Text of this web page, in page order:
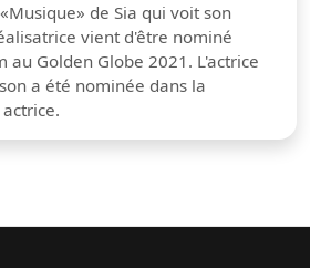
de Sia qui voit son
vient d'être nominé
Golden Globe 2021. L'actrice
a été nominée dans la